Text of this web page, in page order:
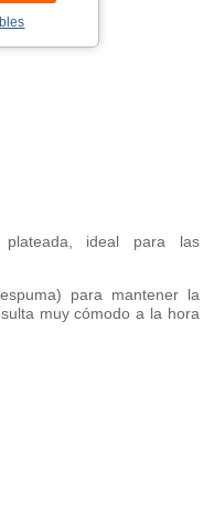
ideal para las
para mantener la
muy cómodo a la hora